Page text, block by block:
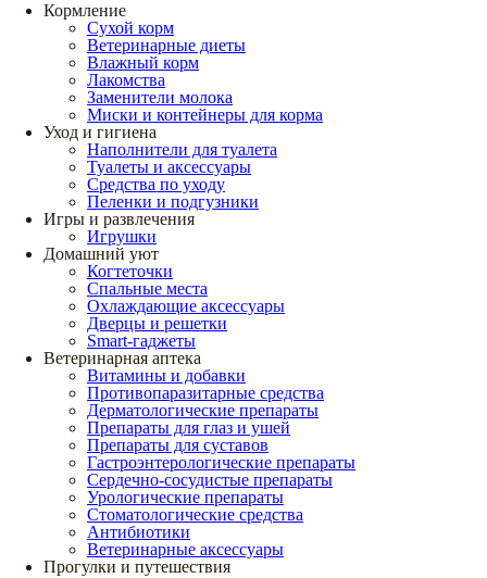
Кормление
Сухой корм
Ветеринарные диеты
Влажный корм
Лакомства
Заменители молока
Миски и контейнеры для корма
Уход и гигиена
Наполнители для туалета
Туалеты и аксессуары
Средства по уходу
Пеленки и подгузники
Игры и развлечения
Игрушки
Домашний уют
Когтеточки
Спальные места
Охлаждающие аксессуары
Дверцы и решетки
Smart-гаджеты
Ветеринарная аптека
Витамины и добавки
Противопаразитарные средства
Дерматологические препараты
Препараты для глаз и ушей
Препараты для суставов
Гастроэнтерологические препараты
Сердечно-сосудистые препараты
Урологические препараты
Стоматологические средства
Антибиотики
Ветеринарные аксессуары
Прогулки и путешествия